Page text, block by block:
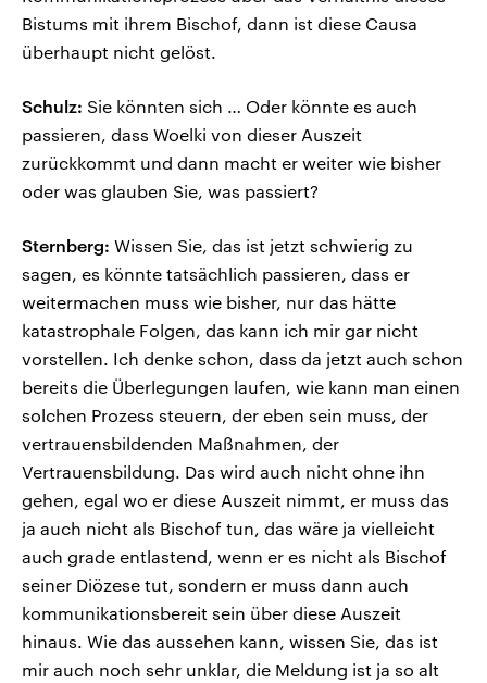
Bistums mit ihrem Bischof, dann ist diese Causa
überhaupt nicht gelöst.
Schulz: Sie könnten sich … Oder könnte es auch
passieren, dass Woelki von dieser Auszeit
zurückkommt und dann macht er weiter wie bisher
oder was glauben Sie, was passiert?
Sternberg: Wissen Sie, das ist jetzt schwierig zu
sagen, es könnte tatsächlich passieren, dass er
weitermachen muss wie bisher, nur das hätte
katastrophale Folgen, das kann ich mir gar nicht
vorstellen. Ich denke schon, dass da jetzt auch schon
bereits die Überlegungen laufen, wie kann man einen
solchen Prozess steuern, der eben sein muss, der
vertrauensbildenden Maßnahmen, der
Vertrauensbildung. Das wird auch nicht ohne ihn
gehen, egal wo er diese Auszeit nimmt, er muss das
ja auch nicht als Bischof tun, das wäre ja vielleicht
auch grade entlastend, wenn er es nicht als Bischof
seiner Diözese tut, sondern er muss dann auch
kommunikationsbereit sein über diese Auszeit
hinaus. Wie das aussehen kann, wissen Sie, das ist
mir auch noch sehr unklar, die Meldung ist ja so alt